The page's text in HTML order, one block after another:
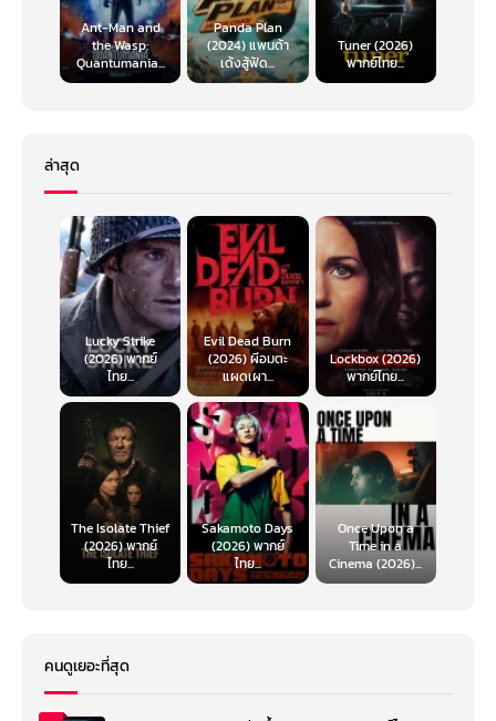
Ant-Man and
the Wasp:
Quantumania...
Panda Plan
(2024) แพนด้า
เด้งสู้ฟัด...
Tuner (2026)
พากย์ไทย...
ล่าสุด
Lucky Strike
(2026) พากย์
ไทย...
Evil Dead Burn
(2026) ผีอมตะ
แผดเผา...
Lockbox (2026)
พากย์ไทย...
The Isolate Thief
(2026) พากย์
ไทย...
Sakamoto Days
(2026) พากย์
ไทย...
Once Upon a
Time in a
Cinema (2026)...
คนดูเยอะที่สุด